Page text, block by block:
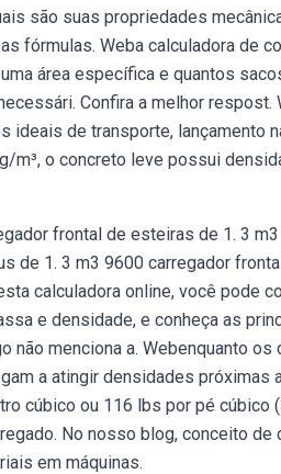
são suas propriedades
fórmulas. Weba calculadora de
área específica e quantos
Confira a melhor
ideais de transporte, lançamento
m³, o concreto leve possui
frontal de esteiras de 1. 3
de 1. 3 m3 9600 carregador
calculadora online, você pode
e densidade, e conheça as
não menciona a. Webenquanto
a atingir densidades próximas
cúbico ou 116 lbs por pé
No nosso blog, conceito
em máquinas.